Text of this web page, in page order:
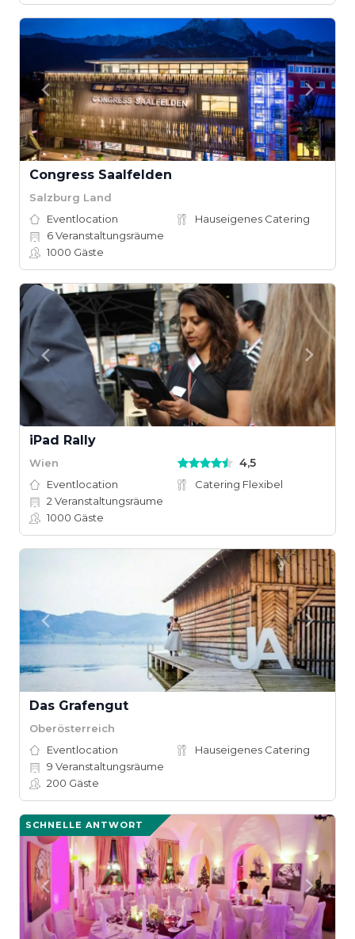
Congress Saalfelden
Salzburg Land
Eventlocation
Hauseigenes Catering
6Veranstaltungsräume
1000 Gäste
iPad Rally
Wien 4,5
Eventlocation
Catering Flexibel
2 Veranstaltungsräume
1000 Gäste
Das Grafengut
Oberösterreich
Eventlocation
Hauseigenes Catering
9 Veranstaltungsräume
200 Gäste
SCHNELLE ANTWORT